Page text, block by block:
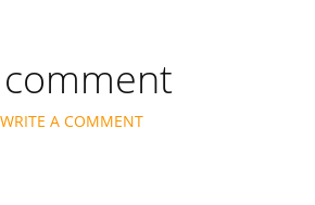
WRITE A COMMENT